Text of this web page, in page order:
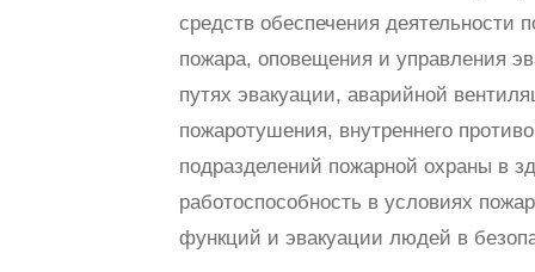
средств обеспечения деятельности
пожара, оповещения и управления
путях эвакуации, аварийной
пожаротушения, внутреннего
подразделений пожарной охраны в
работоспособность в условиях
функций и эвакуации людей в